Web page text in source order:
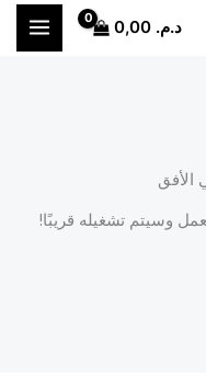
د.م.
الأفق
وسيتم تشغيله قريبًا!